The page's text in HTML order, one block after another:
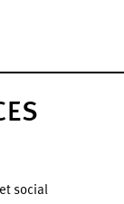
social